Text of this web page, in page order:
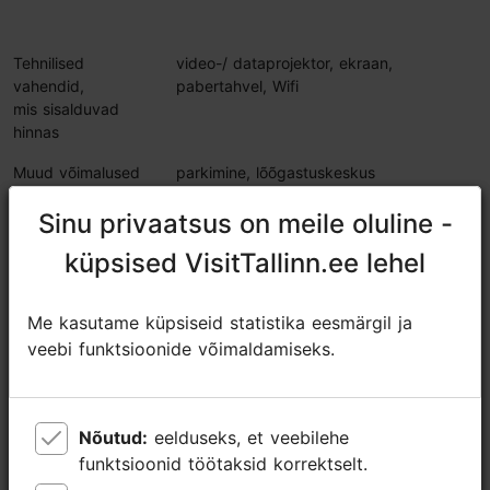
Tehnilised
vahendid,
mis sisalduvad
hinnas
video-/ dataprojektor, ekraan,
pabertahvel, Wifi
Muud võimalused parkimine, lõõgastuskeskus
Restoran, kohvik,
baar
Cafe Palace (44), Banketisaal Konrad
(38)
Jaga
Vabaduse väljak 3, Tallinn
Kesklinn
Sinu privaatsus on meile oluline -
küpsised VisitTallinn.ee lehel
Me kasutame küpsiseid statistika eesmärgil ja
veebi funktsioonide võimaldamiseks.
Nõutud:
funktsioonid töötaksid korrektselt.
Sinu privaatsus on meile oluline -
küpsised VisitTallinn.ee lehel
Me kasutame küpsiseid statistika eesmärgil ja
veebi funktsioonide võimaldamiseks.
Nõutud:
funktsioonid töötaksid korrektselt.